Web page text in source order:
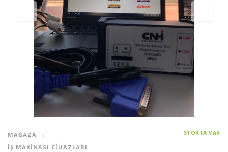
MAĞAZA
İŞ MAKINASI CIHAZLARI
STOKTA VAR